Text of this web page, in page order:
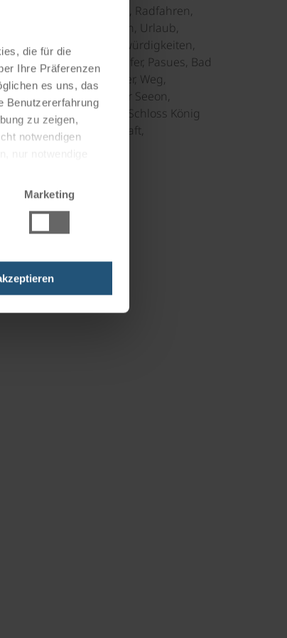
die für die
Ihre Präferenzen
es uns, das
Benutzererfahrung
zu zeigen,
notwendigen
Marketing
Natur, traumhaft, Kulisse, Radfahren,
Radreisen, reisen, radeln, Urlaub,
vor Ort, Sehenswürdigkeiten,
Prien, Cafe am Ufer, Pasues, Bad
traditionelle Häuser, Weg,
Radlerparadies, Kloster Seeon,
Frauenchiemsee, Schloss König
Gastfreundschaft,
top organisiert